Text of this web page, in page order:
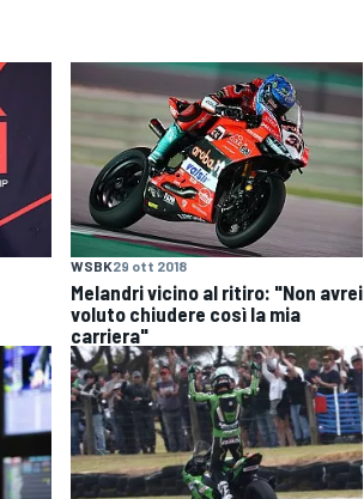
WSBK29 ott 2018
Melandri vicino al ritiro: "Non avrei
voluto chiudere così la mia
carriera"